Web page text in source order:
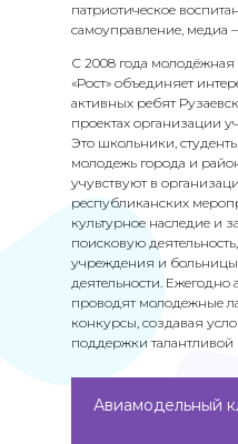
патриотическое
самоуправление, медиа
С 2008 года
«Рост» объединяет
активных ребят
проектах организации
Это школьники,
молодежь города и
учувствуют в
республиканских
культурное наследие и
поисковую
учреждения и больницы,
деятельности. Ежегодно
проводят молодежные
конкурсы, создавая
поддержки
Авиамодельный